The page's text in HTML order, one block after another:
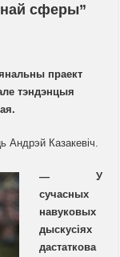
сферы”
праект
тэндэнцыя
Андрэй Казакевіч.
— У
сучасных
навуковых
дыскусіях
дастаткова